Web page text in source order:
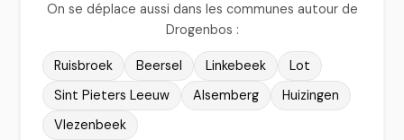
On se déplace aussi dans les communes autour de
Drogenbos :
Ruisbroek Beersel Linkebeek
Lot
Sint Pieters Leeuw
Alsemberg
Huizingen
Vlezenbeek